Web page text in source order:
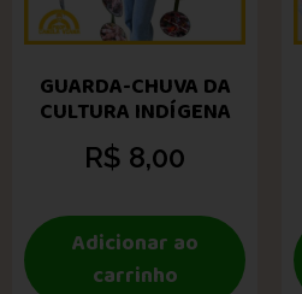
GUARDA-CHUVA DA
CULTURA INDÍGENA
R$ 8,00
Adicionar ao
carrinho